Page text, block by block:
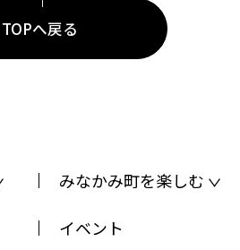
TOPへ戻る
みなかみ町を楽しむ
イベント